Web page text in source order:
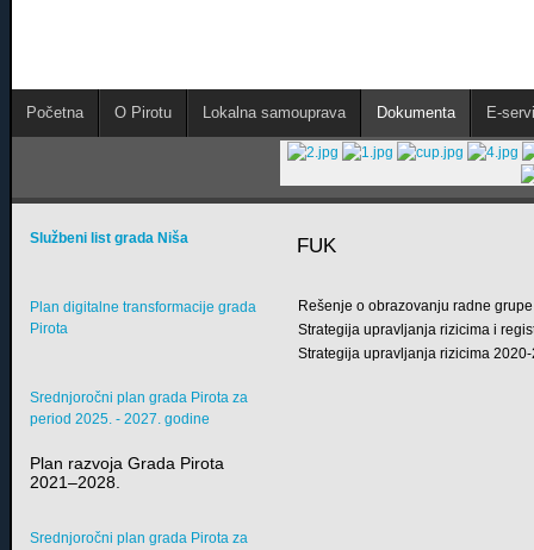
Početna O Pirotu Lokalna samouprava Dokumenta E-
FUK
Rešenje o obrazovanju radne
Strategija upravljanja rizicima i
Strategija upravljanja rizicima
Službeni list grada Niša
Plan digitalne transformacije grada
Pirota
Srednjoročni plan grada Pirota za
period 2025. - 2027. godine
Plan razvoja Grada Pirota
2021–2028.
Srednjoročni plan grada Pirota za